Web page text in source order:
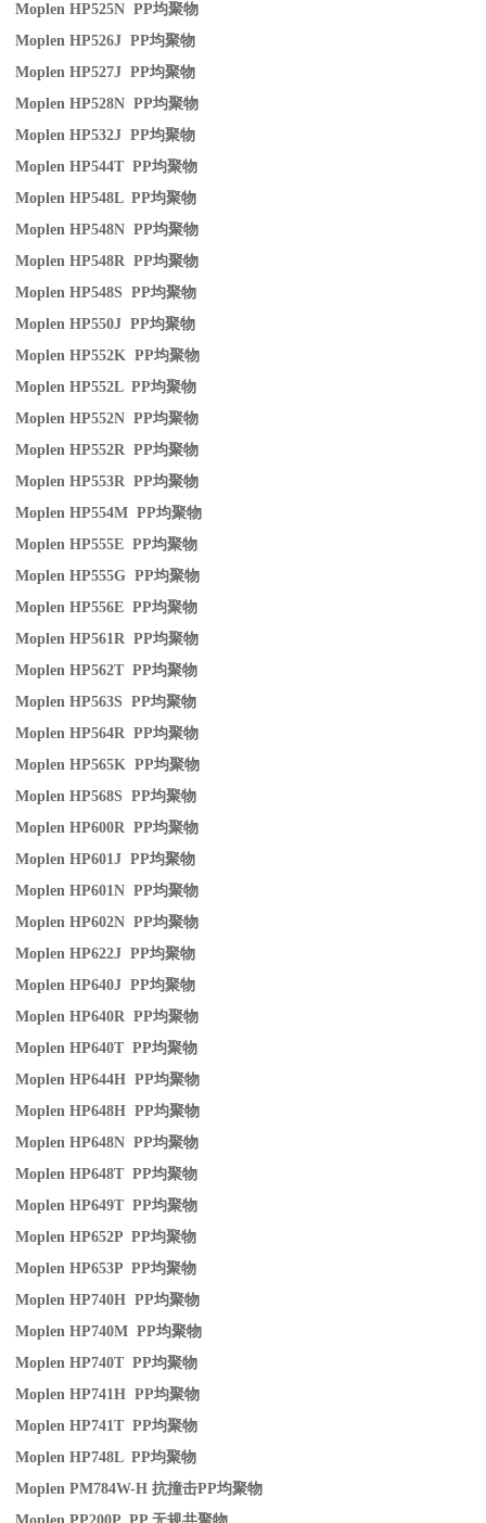
Moplen HP525N PP均聚物
Moplen HP526J PP均聚物
Moplen HP527J PP均聚物
Moplen HP528N PP均聚物
Moplen HP532J PP均聚物
Moplen HP544T PP均聚物
Moplen HP548L PP均聚物
Moplen HP548N PP均聚物
Moplen HP548R PP均聚物
Moplen HP548S PP均聚物
Moplen HP550J PP均聚物
Moplen HP552K PP均聚物
Moplen HP552L PP均聚物
Moplen HP552N PP均聚物
Moplen HP552R PP均聚物
Moplen HP553R PP均聚物
Moplen HP554M PP均聚物
Moplen HP555E PP均聚物
Moplen HP555G PP均聚物
Moplen HP556E PP均聚物
Moplen HP561R PP均聚物
Moplen HP562T PP均聚物
Moplen HP563S PP均聚物
Moplen HP564R PP均聚物
Moplen HP565K PP均聚物
Moplen HP568S PP均聚物
Moplen HP600R PP均聚物
Moplen HP601J PP均聚物
Moplen HP601N PP均聚物
Moplen HP602N PP均聚物
Moplen HP622J PP均聚物
Moplen HP640J PP均聚物
Moplen HP640R PP均聚物
Moplen HP640T PP均聚物
Moplen HP644H PP均聚物
Moplen HP648H PP均聚物
Moplen HP648N PP均聚物
Moplen HP648T PP均聚物
Moplen HP649T PP均聚物
Moplen HP652P PP均聚物
Moplen HP653P PP均聚物
Moplen HP740H PP均聚物
Moplen HP740M PP均聚物
Moplen HP740T PP均聚物
Moplen HP741H PP均聚物
Moplen HP741T PP均聚物
Moplen HP748L PP均聚物
Moplen PM784W-H抗撞击PP均聚物